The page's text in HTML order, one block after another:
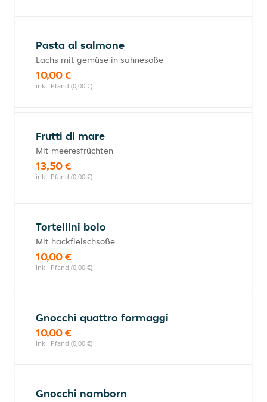
Pasta al salmone
Lachs mit gemüse in sahnesoße
10,00 €
inkl. Pfand (0,00 €)
Frutti di mare
Mit meeresfrüchten
13,50 €
inkl. Pfand (0,00 €)
Tortellini bolo
Mit hackfleischsoße
10,00 €
inkl. Pfand (0,00 €)
Gnocchi quattro formaggi
10,00 €
inkl. Pfand (0,00 €)
Gnocchi namborn